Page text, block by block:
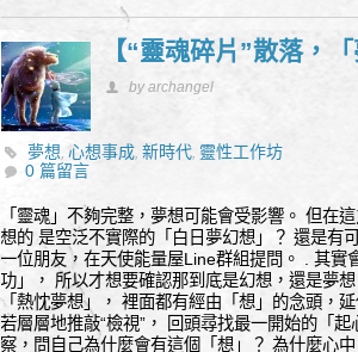
【“靈魂碎片”散落，
by archangel
夢想,心想事成,新時代, 靈性工作坊
0 篇留言
「靈魂」不夠完整，夢想可能會受影響。 但在
想的 是空泛不實際的「白日夢幻想」？ 還是有
一位朋友，在天使能量屋Line群組提問。 . 其實
功」， 所以才想要確認那到底是幻想，還是夢
「熱忱夢想」， 裡面都有經由「想」的念頭，
若層層地推敲“檢視”， 回頭尋找最一開始的「
察，問自己為什麼會有這個「想」？ 為什麼心